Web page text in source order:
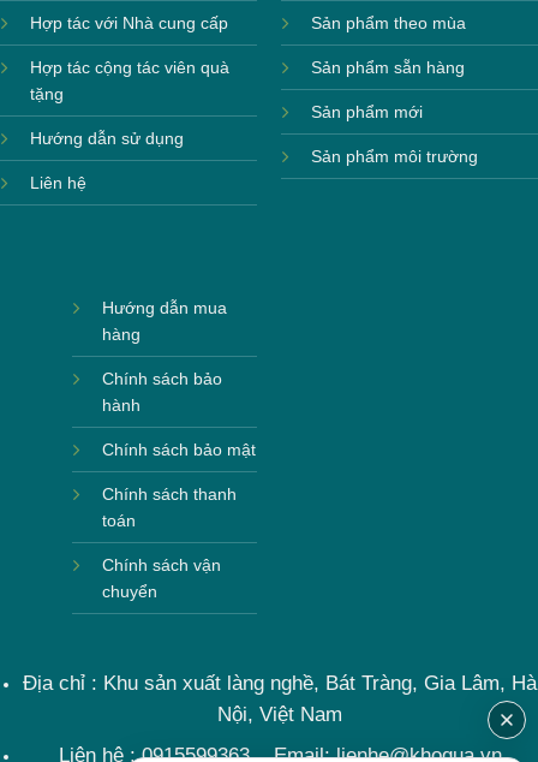
Hợp tác với Nhà cung cấp
Hợp tác cộng tác viên quà
tặng
Hướng dẫn sử dụng
Liên hệ
Sản phẩm theo mùa
Sản phẩm sẵn hàng
Sản phẩm mới
Sản phẩm môi trường
Hướng dẫn mua
hàng
Chính sách bảo
hành
Chính sách bảo mật
Chính sách thanh
toán
Chính sách vận
chuyển
Địa chỉ : Khu sản xuất làng nghề, Bát Tràng, Gia Lâm, Hà
Nội, Việt Nam
Liên hệ : 0915599363 Email: lienhe@khoqua.vn